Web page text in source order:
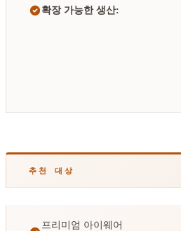
확장 가능한 생산:
추천 대상
프리미엄 아이웨어